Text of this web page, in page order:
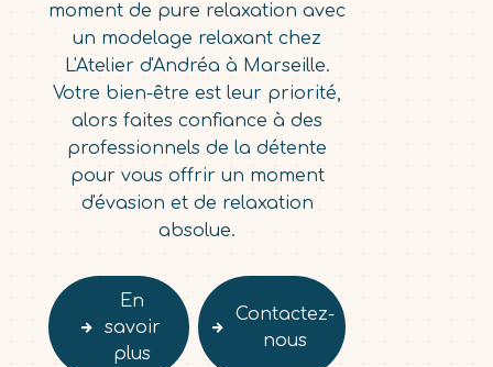
moment de pure relaxation avec
un modelage relaxant chez
L'Atelier d'Andréa à Marseille.
Votre bien-être est leur priorité,
alors faites confiance à des
professionnels de la détente
pour vous offrir un moment
d'évasion et de relaxation
absolue.
En
savoir
plus
Contactez-
nous